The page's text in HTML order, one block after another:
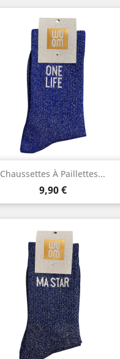
Chaussettes À Paillettes...
Prix
9,90 €